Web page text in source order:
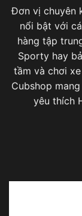
Đơn vị chuyên
nổi bật với
hàng tập
Sporty hay
tầm và chơi
Cubshop
yêu thích